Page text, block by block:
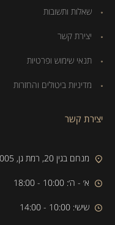
שאלות ותשובות
יצירת קשר
תנאי שימוש ופרטיות
מדיניות ביטולים והחזרות
יצירת קשר
מנחם בגין 20, רמת גן, 5270005
א׳ - ה׳: 10:00 - 18:00
שישי: 10:00 - 14:00